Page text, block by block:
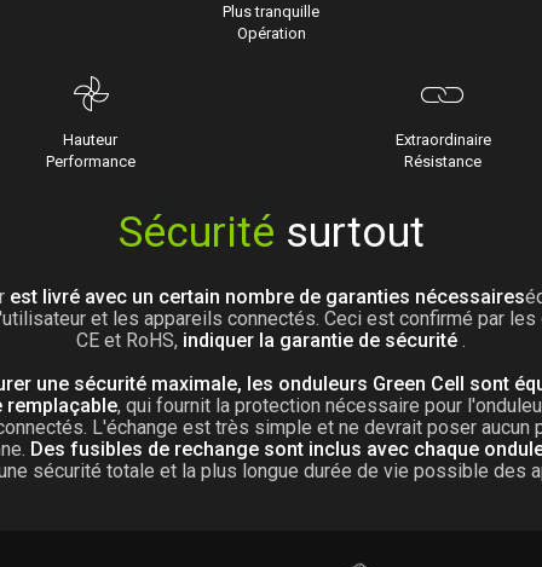
Plus tranquille
Opération
Hauteur
Performance
Extraordinaire
Résistance
Sécurité surtout
est livré avec un certain nombre de garanties nécessaires
et les appareils connectés. Ceci est confirmé par
CE et RoHS, indiquer la garantie de sécurité .
une sécurité maximale, les onduleurs Green Cell sont
remplaçable, qui fournit la protection nécessaire pour
L'échange est très simple et ne devrait poser aucun
Des fusibles de rechange sont inclus avec chaque
sécurité totale et la plus longue durée de vie possible des